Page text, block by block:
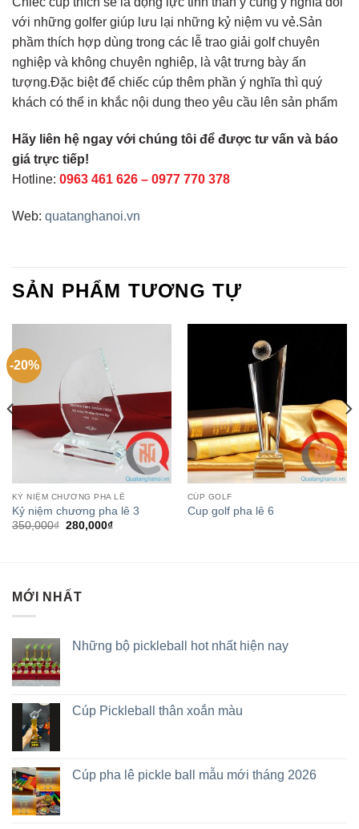
với những golfer giúp lưu lại những kỷ niệm vu vẻ.Sản
phầm thích hợp dùng trong các lễ trao giải golf chuyên
nghiệp và không chuyên nghiêp, là vật trưng bày ấn
tượng.Đặc biệt để chiếc cúp thêm phần ý nghĩa thì quý
khách có thể in khắc nội dung theo yêu cầu lên sản phẩm
Hãy liên hệ ngay với chúng tôi để được tư vấn và báo
giá trực tiếp!
Hotline: 0963 461 626 – 0977 770 378
Web: quatanghanoi.vn
SẢN PHẨM TƯƠNG TỰ
-20%
KỶ NIỆM CHƯƠNG PHA LÊ
Kỷ niệm chương pha lê 3
350,000₫ 280,000₫
CÚP GOLF
Cup golf pha lê 6
MỚI NHẤT
Những bộ pickleball hot nhất hiện nay
Cúp Pickleball thân xoắn màu
Cúp pha lê pickle ball mẫu mới tháng 2026